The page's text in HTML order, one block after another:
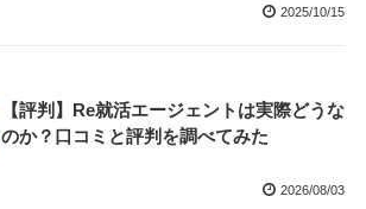
2025/10/15
【評判】Re就活エージェントは実際どうな
のか？口コミと評判を調べてみた
2026/08/03